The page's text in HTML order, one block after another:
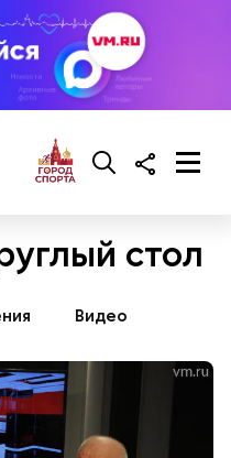
стол
Видео